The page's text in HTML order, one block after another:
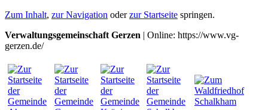
Zum Inhalt, zur Navigation oderzur Startseite springen.
Verwaltungsgemeinschaft Gerzen | Online: https://www.vg-
gerzen.de/